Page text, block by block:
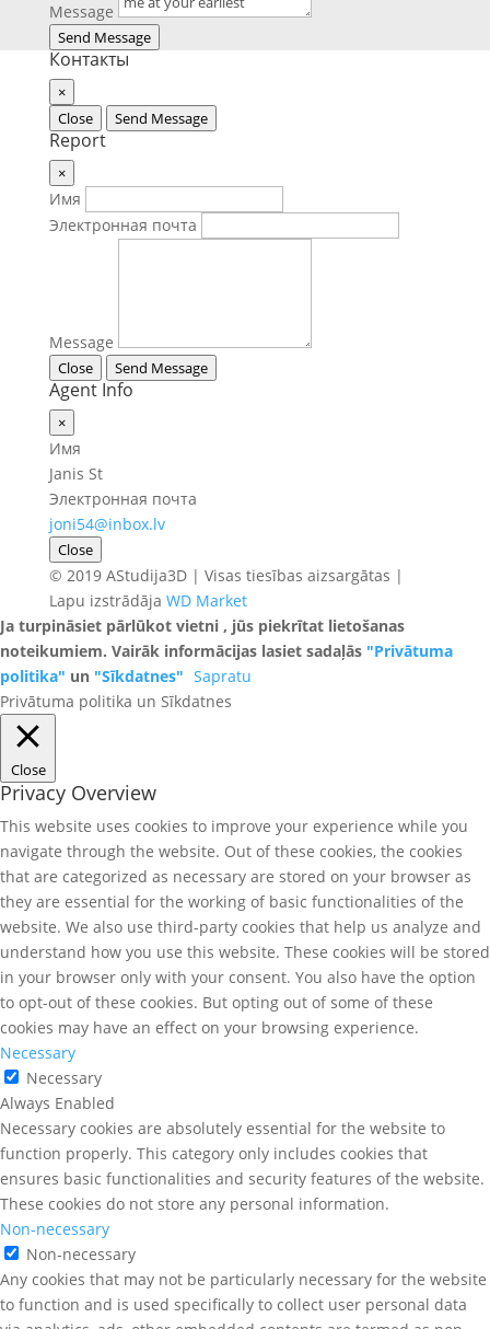
Message
Send Message
Контакты
×
Close
Send Message
Report
×
Имя
Электронная почта
Message
Close Send Message
Agent Info
×
Имя
Janis St
Электронная почта
joni54@inbox.lv
Close
© 2019 AStudija3D | Visas tiesības aizsargātas |
Lapu izstrādāja WD Market
Ja turpināsiet pārlūkot vietni , jūs piekrītat lietošanas
noteikumiem. Vairāk informācijas lasiet sadaļās "Privātuma
politika" un "Sīkdatnes" Sapratu
Privātuma politika un Sīkdatnes
Close
Privacy Overview
This website uses cookies to improve your experience while you
navigate through the website. Out of these cookies, the cookies
that are categorized as necessary are stored on your browser as
they are essential for the working of basic functionalities of the
website. We also use third-party cookies that help us analyze and
understand how you use this website. These cookies will be stored
in your browser only with your consent. You also have the option
to opt-out of these cookies. But opting out of some of these
cookies may have an effect on your browsing experience.
Necessary
Necessary
Always Enabled
Necessary cookies are absolutely essential for the website to
function properly. This category only includes cookies that
ensures basic functionalities and security features of the website.
These cookies do not store any personal information.
Non-necessary
Non-necessary
Any cookies that may not be particularly necessary for the website
to function and is used specifically to collect user personal data